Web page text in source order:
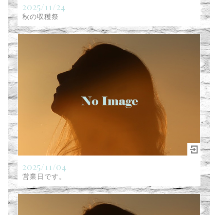
2025/11/24
秋の収穫祭
2025/11/04
営業日です。